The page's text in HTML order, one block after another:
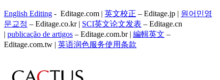
English Editing - Editage.com | 英文校正 – Editage.jp | 원어민영
문교정 – Editage.co.kr | SCI英文论文发表 – Editage.cn
| publicação de artigos – Editage.com.br | 編輯英文 –
Editage.com.tw | 英语润色服务使用条款